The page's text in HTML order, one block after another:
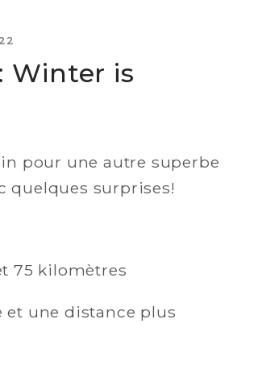
Winter is
pour une autre superbe
quelques surprises!‍
75 kilomètres
et une distance plus